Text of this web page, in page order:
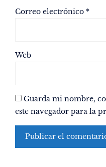
Correo electrónico *
Web
Guarda mi nombre,
este navegador para la